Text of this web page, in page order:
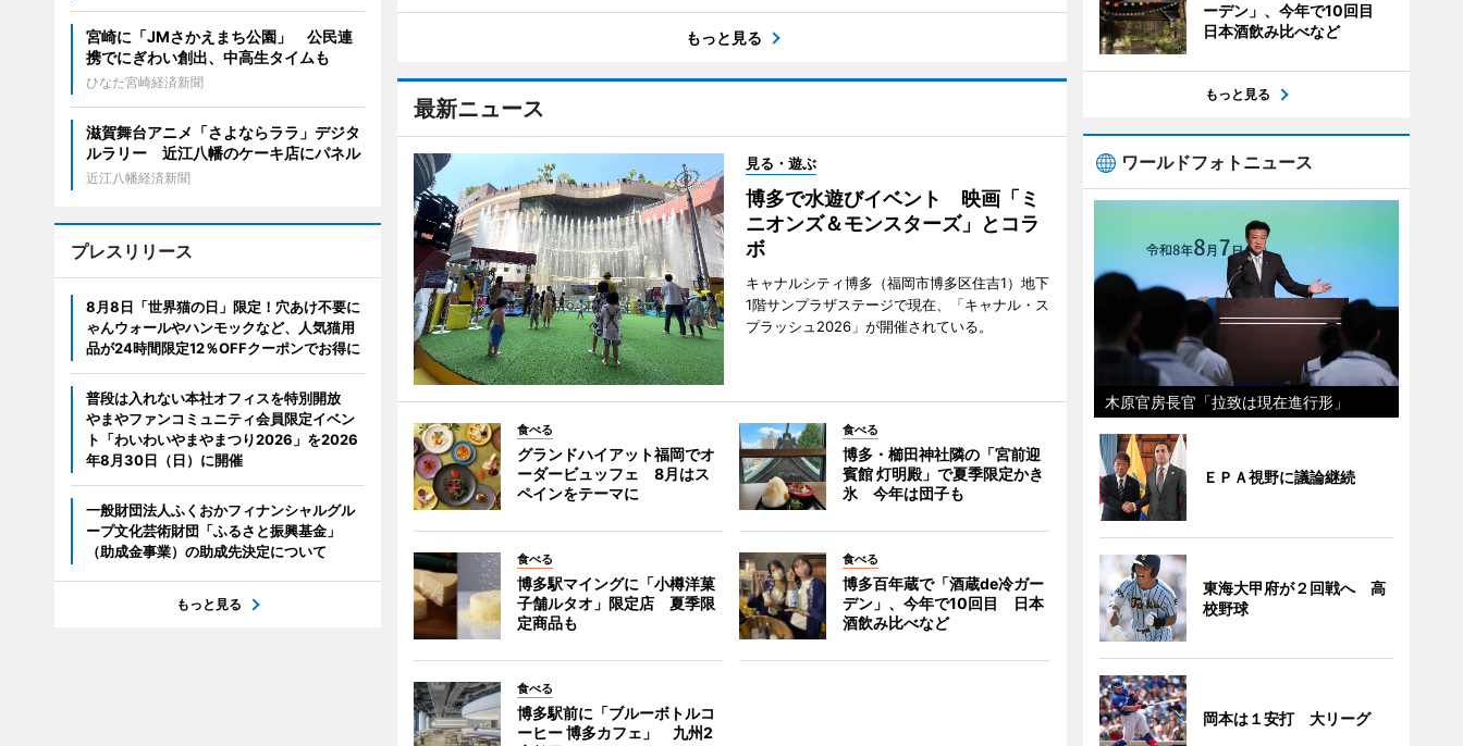
もっと見る
最新ニュース
見る・遊ぶ
博多で水遊びイベント 映画「ミ
ニオンズ＆モンスターズ」とコラ
ボ
キャナルシティ博多（福岡市博多区住吉1）地下
1階サンプラザステージで現在、「キャナル・ス
プラッシュ2026」が開催されている。
食べる
グランドハイアット福岡でオ
ーダービュッフェ 8月はス
ペインをテーマに
食べる
博多・櫛田神社隣の「宮前迎
賓館 灯明殿」で夏季限定かき
氷 今年は団子も
食べる
博多駅マイングに「小樽洋菓
子舗ルタオ」限定店 夏季限
定商品も
食べる
博多百年蔵で「酒蔵de冷ガー
デン」、今年で10回目 日本
酒飲み比べなど
食べる
博多駅前に「ブルーボトルコ
ーヒー 博多カフェ」 九州2
宮崎に「JMさかえまち公園」 公民連
携でにぎわい創出、中高生タイムも
ひなた宮崎経済新聞
滋賀舞台アニメ「さよならララ」デジタ
ルラリー 近江八幡のケーキ店にパネル
近江八幡経済新聞
プレスリリース
8月8日「世界猫の日」限定！穴あけ不要に
ゃんウォールやハンモックなど、人気猫用
品が24時間限定12％OFFクーポンでお得に
普段は入れない本社オフィスを特別開放
やまやファンコミュニティ会員限定イベン
ト「わいわいやまやまつり2026」を2026
年8月30日（日）に開催
一般財団法人ふくおかフィナンシャルグル
ープ文化芸術財団「ふるさと振興基金」
（助成金事業）の助成先決定について
もっと見る
ーデン」、今年で10回目
日本酒飲み比べなど
もっと見る
ワールドフォトニュース
木原官房長官「拉致は現在進行形」
ＥＰＡ視野に議論継続
東海大甲府が２回戦へ 高
校野球
岡本は１安打 大リーグ